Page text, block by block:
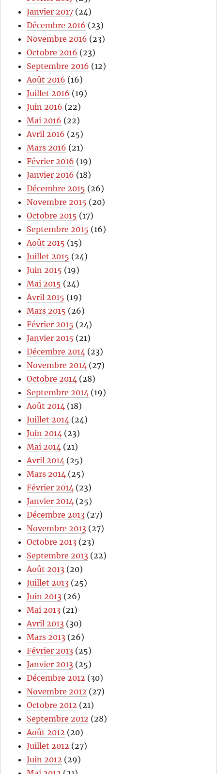
Janvier 2017 (24)
Décembre 2016 (23)
Novembre 2016 (23)
Octobre 2016 (23)
Septembre 2016 (12)
Août 2016 (16)
Juillet 2016 (19)
Juin 2016 (22)
Mai 2016 (22)
Avril 2016 (25)
Mars 2016 (21)
Février 2016 (19)
Janvier 2016 (18)
Décembre 2015 (26)
Novembre 2015 (20)
Octobre 2015 (17)
Septembre 2015 (16)
Août 2015 (15)
Juillet 2015 (24)
Juin 2015 (19)
Mai 2015 (24)
Avril 2015 (19)
Mars 2015 (26)
Février 2015 (24)
Janvier 2015 (21)
Décembre 2014 (23)
Novembre 2014 (27)
Octobre 2014 (28)
Septembre 2014 (19)
Août 2014 (18)
Juillet 2014 (24)
Juin 2014 (23)
Mai 2014 (21)
Avril 2014 (25)
Mars 2014 (25)
Février 2014 (23)
Janvier 2014 (25)
Décembre 2013 (27)
Novembre 2013 (27)
Octobre 2013 (23)
Septembre 2013 (22)
Août 2013 (20)
Juillet 2013 (25)
Juin 2013 (26)
Mai 2013 (21)
Avril 2013 (30)
Mars 2013 (26)
Février 2013 (25)
Janvier 2013 (25)
Décembre 2012 (30)
Novembre 2012 (27)
Octobre 2012 (21)
Septembre 2012 (28)
Août 2012 (20)
Juillet 2012 (27)
Juin 2012 (29)